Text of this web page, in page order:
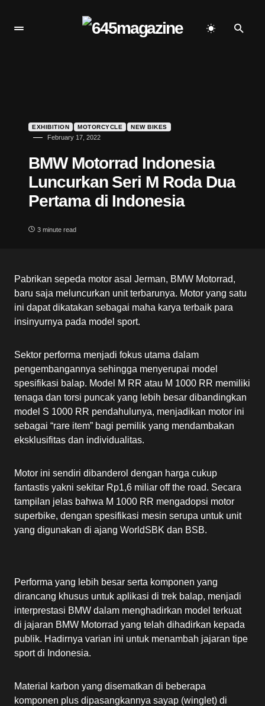
EXHIBITION MOTORCYCLE NEW BIKES
February 17, 2022
BMW Motorrad Indonesia
Luncurkan Seri M Roda Dua
Pertama di Indonesia
3 minute read
Pabrikan sepeda motor asal Jerman, BMW Motorrad,
baru saja meluncurkan unit terbarunya. Motor yang satu
ini dapat dikatakan sebagai maha karya terbaik para
insinyurnya pada model sport.
Sektor performa menjadi fokus utama dalam
pengembangannya sehingga menyerupai model
spesifikasi balap. Model M RR atau M 1000 RR memiliki
tenaga dan torsi puncak yang lebih besar dibandingkan
model S 1000 RR pendahulunya, menjadikan motor ini
sebagai “rare item” bagi pemilik yang mendambakan
eksklusifitas dan individualitas.
Motor ini sendiri dibanderol dengan harga cukup
fantastis yakni sekitar Rp1,6 miliar off the road. Secara
tampilan jelas bahwa M 1000 RR mengadopsi motor
superbike, dengan spesifikasi mesin serupa untuk unit
yang digunakan di ajang WorldSBK dan BSB.
Performa yang lebih besar serta komponen yang
dirancang khusus untuk aplikasi di trek balap, menjadi
interprestasi BMW dalam menghadirkan model terkuat
di jajaran BMW Motorrad yang telah dihadirkan kepada
publik. Hadirnya varian ini untuk menambah jajaran tipe
sport di Indonesia.
Material karbon yang disematkan di beberapa
komponen plus dipasangkannya sayap (winglet) di